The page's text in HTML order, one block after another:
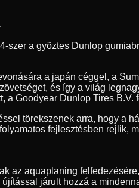
szer a gyõztes Dunlop
a japán céggel, a
és így a világ
a Goodyear Dunlop Tires B.V.
törekszenek arra, hogy a
fejlesztésben rejlik,
az aquaplaning
járult hozzá a